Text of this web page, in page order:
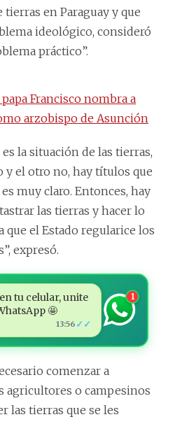
en Paraguay y que
ideológico, consideró
práctico”.
papa Francisco nombra a
arzobispo de Asunción
la situación de las tierras,
el otro no, hay títulos que
muy claro. Entonces, hay
las tierras y hacer lo
que el Estado regularice los
expresó.
tu celular, unite
🤩
13:56 ✓✓
1
comenzar a
agricultores o campesinos
las tierras que se les